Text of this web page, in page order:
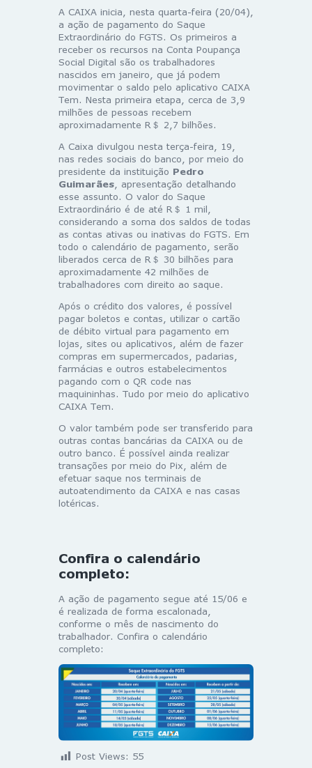
A CAIXA inicia, nesta quarta-feira (20/04),
a ação de pagamento do Saque
Extraordinário do FGTS. Os primeiros a
receber os recursos na Conta Poupança
Social Digital são os trabalhadores
nascidos em janeiro, que já podem
movimentar o saldo pelo aplicativo CAIXA
Tem. Nesta primeira etapa, cerca de 3,9
milhões de pessoas recebem
aproximadamente R＄ 2,7 bilhões.
A Caixa divulgou nesta terça-feira, 19,
nas redes sociais do banco, por meio do
presidente da instituição Pedro
Guimarães , apresentação detalhando
esse assunto. O valor do Saque
Extraordinário é de até R＄ 1 mil,
considerando a soma dos saldos de todas
as contas ativas ou inativas do FGTS. Em
todo o calendário de pagamento, serão
liberados cerca de R＄ 30 bilhões para
aproximadamente 42 milhões de
trabalhadores com direito ao saque.
Após o crédito dos valores, é possível
pagar boletos e contas, utilizar o cartão
de débito virtual para pagamento em
lojas, sites ou aplicativos, além de fazer
compras em supermercados, padarias,
farmácias e outros estabelecimentos
pagando com o QR code nas
maquininhas. Tudo por meio do aplicativo
CAIXA Tem.
O valor também pode ser transferido para
outras contas bancárias da CAIXA ou de
outro banco. É possível ainda realizar
transações por meio do Pix, além de
efetuar saque nos terminais de
autoatendimento da CAIXA e nas casas
lotéricas.
Confira o calendário
completo:
A ação de pagamento segue até 15/06 e
é realizada de forma escalonada,
conforme o mês de nascimento do
trabalhador. Confira o calendário
completo:
Post Views: 55